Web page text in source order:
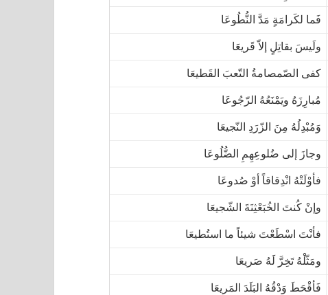
فَما لكَرامَةٍ مَدَّ النُّطُوعَا
ولَيسَ بقاتِلٍ إلاّ قَريعَا
كفى الصّمصامةُ التّعبَ القَطيعَا
مُبارِزَهُ ويَمْنَعُهُ الرّجُوعَا
وَمُبْدِلُهُ مِنَ الزّرَدِ النّجيعَا
وجازَ إلى ضُلوعِهِمِ الضُّلُوعَا
فأوْلَتْهُ انْدِقاقاً أوْ صُدوعَا
وإنْ كُنتَ الخُبَعْثِنَةَ الشّجيعَا
فأنْتَ اسْطَعْتَ شيئاً ما استُطيعَا
ومَثّلْهُ تَخِرَّ لَهُ صَريعَا
فَأقْحَطَ وَدْقُهُ البَلَدَ المَريعَا